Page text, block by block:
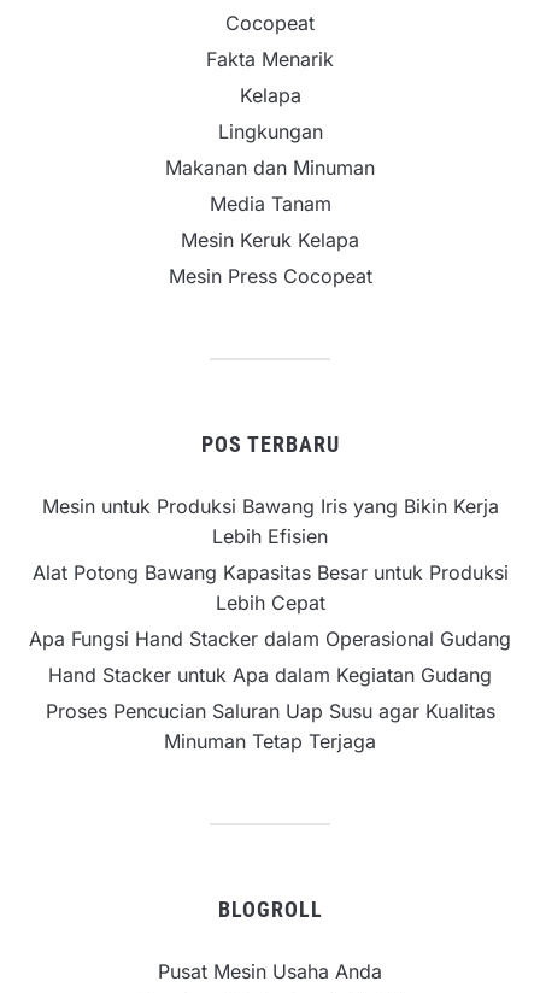
Cocopeat
Fakta Menarik
Kelapa
Lingkungan
Makanan dan Minuman
Media Tanam
Mesin Keruk Kelapa
Mesin Press Cocopeat
POS TERBARU
Mesin untuk Produksi Bawang Iris yang Bikin Kerja
Lebih Efisien
Alat Potong Bawang Kapasitas Besar untuk Produksi
Lebih Cepat
Apa Fungsi Hand Stacker dalam Operasional Gudang
Hand Stacker untuk Apa dalam Kegiatan Gudang
Proses Pencucian Saluran Uap Susu agar Kualitas
Minuman Tetap Terjaga
BLOGROLL
Pusat Mesin Usaha Anda